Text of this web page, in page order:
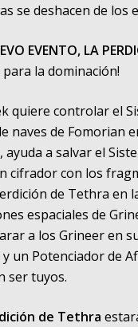
se deshacen de los
EVENTO, LA
la dominación!
quiere controlar el
naves de Fomorian
ayuda a salvar el
cifrador con los
de Tethra en
espaciales de
a los Grineer en
un Potenciador de
ser tuyos.
de Tethra